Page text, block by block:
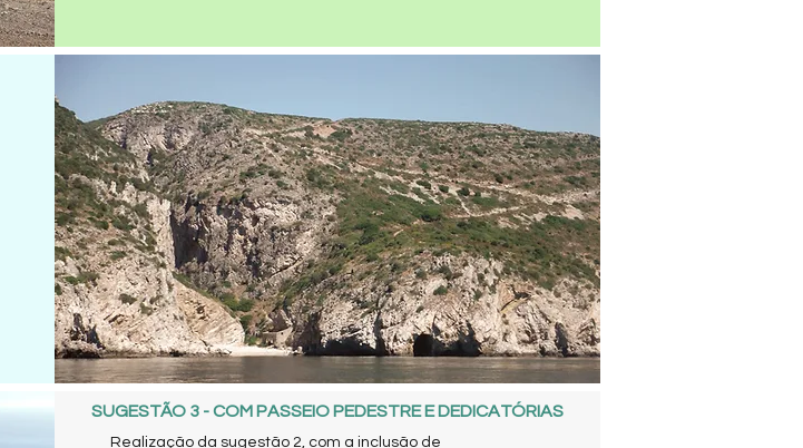
SUGESTÃO 3 - COM PASSEIO PEDESTRE E DEDICATÓRIAS
Realização da sugestão 2, com a inclusão de